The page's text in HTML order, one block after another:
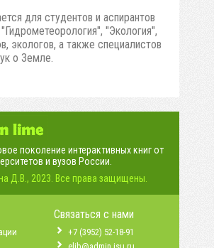
для студентов и аспирантов
"Экология",
экологов, а также специалистов
о Земле.
поколение интерактивных книг от
и вузов России.
Д.В., 2023. Все права защищены.
Связаться с нами
+7 (3952) 52-18-91
elib@admin.isu.ru